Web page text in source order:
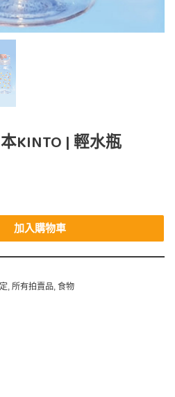
KINTO | 輕水瓶
加入購物車
, 所有拍賣品, 食物